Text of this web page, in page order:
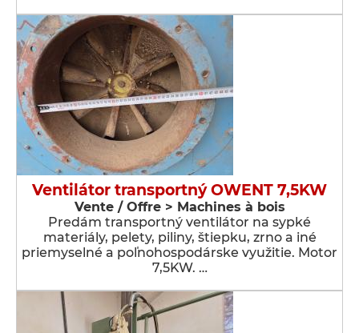
Ventilátor transportný OWENT 7,5KW
Vente / Offre > Machines à bois
Predám transportný ventilátor na sypké
materiály, pelety, piliny, štiepku, zrno a iné
priemyselné a poľnohospodárske využitie. Motor
7,5KW. …